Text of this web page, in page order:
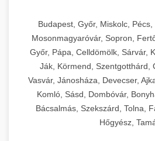
Budapest, Győr, Miskolc,
Mosonmagyaróvár, Sopron,
Győr, Pápa, Celldömölk, Sárvár,
Ják, Körmend, Szentgotthárd,
Vasvár, Jánosháza, Devecser,
Komló, Sásd, Dombóvár,
Bácsalmás, Szekszárd, Tolna,
Hőgyész,